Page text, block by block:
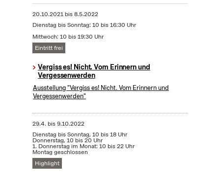
20.10.2021bis8.5.2022
Dienstag bis Sonntag: 10 bis 16:30 Uhr
Mittwoch: 10 bis 19:30 Uhr
Eintritt frei
Vergiss es! Nicht. Vom Erinnern und
Vergessenwerden
Ausstellung "Vergiss es! Nicht. Vom Erinnern und
Vergessenwerden"
29.4. bis9.10.2022
Dienstag bis Sonntag, 10 bis 18 Uhr
Donnerstag, 10 bis 20 Uhr
1. Donnerstag im Monat: 10 bis 22 Uhr
Montag geschlossen
Highlight